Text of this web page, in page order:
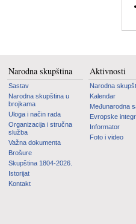
Narodna skupština
Sastav
Narodna skupština u
brojkama
Uloga i način rada
Organizacija i stručna
služba
Važna dokumenta
Brošure
Skupština 1804-2026.
Istorijat
Kontakt
Aktivnosti
Narodna
Kalendar
Međunarodna
Evropske
Informator
Foto i video